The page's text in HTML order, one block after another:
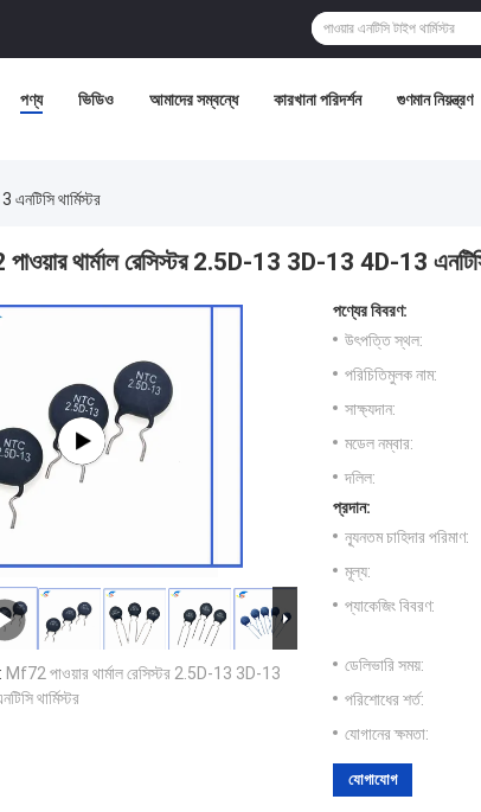
পণ্য ভিডিও আমাদের সম্বন্ধে কারখানা পরিদর্শন গুণমান নিয়ন্ত্রণ
থার্মিস্টর
থার্মাল রেসিস্টর 2.5D-13 3D-13 4D-13 এনটিসি
Mf72 পাওয়ার থার্মাল রেসিস্টর 2.5D-13 3D-13
থার্মিস্টর
পণ্যের বিবরণ:
উৎপত্তি স্থল:
পরিচিতিমুলক নাম:
সাক্ষ্যদান:
মডেল নম্বার:
দলিল:
প্রদান:
ন্যূনতম চাহিদার পরিমাণ:
মূল্য:
প্যাকেজিং বিবরণ:
ডেলিভারি সময়:
পরিশোধের শর্ত:
যোগানের ক্ষমতা:
যোগাযোগ